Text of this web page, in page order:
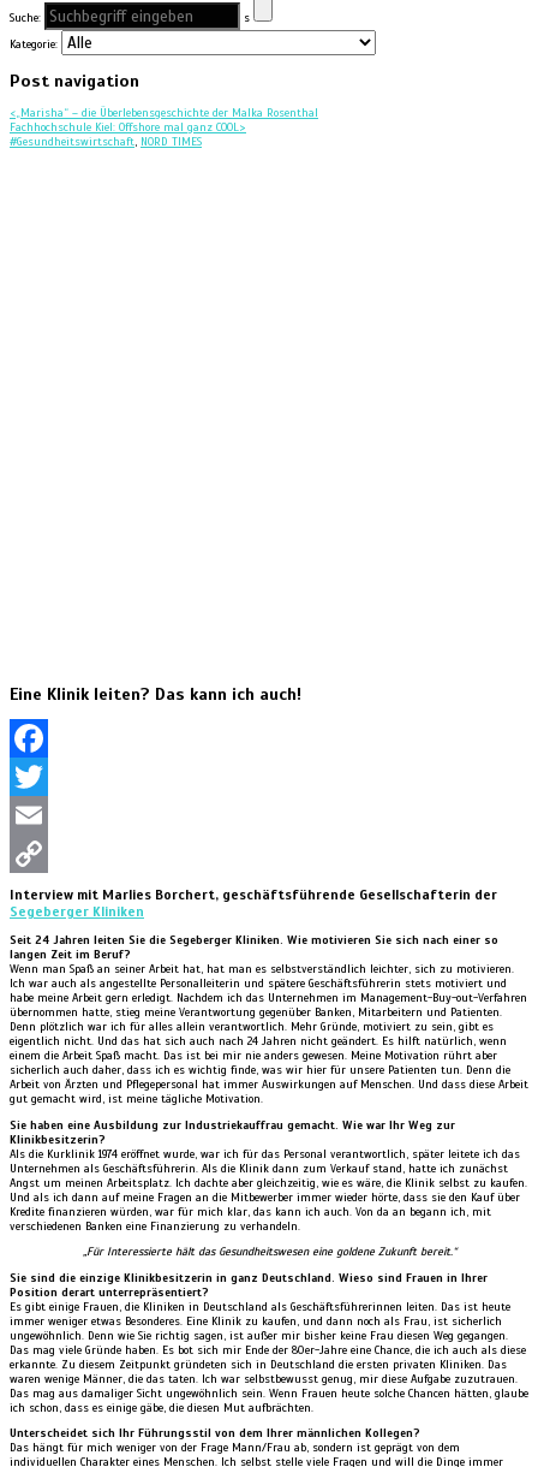
Suche:
s
Kategorie:
Post navigation
<„Marisha“ – die Überlebensgeschichte der Malka Rosenthal
Fachhochschule Kiel: Offshore mal ganz COOL>
#Gesundheitswirtschaft, NORD TIMES
Eine Klinik leiten? Das kann ich auch!
Facebook
Twitter
Email
Copy
Interview mit Marlies Borchert, geschäftsführende Gesellschafterin der
Segeberger Kliniken
Seit 24 Jahren leiten Sie die Segeberger Kliniken. Wie motivieren Sie sich nach einer so
langen Zeit im Beruf?
Wenn man Spaß an seiner Arbeit hat, hat man es selbstverständlich leichter, sich zu motivieren.
Ich war auch als angestellte Personalleiterin und spätere Geschäftsführerin stets motiviert und
habe meine Arbeit gern erledigt. Nachdem ich das Unternehmen im Management-Buy-out-Verfahren
übernommen hatte, stieg meine Verantwortung gegenüber Banken, Mitarbeitern und Patienten.
Denn plötzlich war ich für alles allein verantwortlich. Mehr Gründe, motiviert zu sein, gibt es
eigentlich nicht. Und das hat sich auch nach 24 Jahren nicht geändert. Es hilft natürlich, wenn
einem die Arbeit Spaß macht. Das ist bei mir nie anders gewesen. Meine Motivation rührt aber
sicherlich auch daher, dass ich es wichtig finde, was wir hier für unsere Patienten tun. Denn die
Arbeit von Ärzten und Pflegepersonal hat immer Auswirkungen auf Menschen. Und dass diese Arbeit
gut gemacht wird, ist meine tägliche Motivation.
Sie haben eine Ausbildung zur Industriekauffrau gemacht. Wie war Ihr Weg zur
Klinikbesitzerin?
Als die Kurklinik 1974 eröffnet wurde, war ich für das Personal verantwortlich, später leitete ich das
Unternehmen als Geschäftsführerin. Als die Klinik dann zum Verkauf stand, hatte ich zunächst
Angst um meinen Arbeitsplatz. Ich dachte aber gleichzeitig, wie es wäre, die Klinik selbst zu kaufen.
Und als ich dann auf meine Fragen an die Mitbewerber immer wieder hörte, dass sie den Kauf über
Kredite finanzieren würden, war für mich klar, das kann ich auch. Von da an begann ich, mit
verschiedenen Banken eine Finanzierung zu verhandeln.
„Für Interessierte hält das Gesundheitswesen eine goldene Zukunft bereit.“
Sie sind die einzige Klinikbesitzerin in ganz Deutschland. Wieso sind Frauen in Ihrer
Position derart unterrepräsentiert?
Es gibt einige Frauen, die Kliniken in Deutschland als Geschäftsführerinnen leiten. Das ist heute
immer weniger etwas Besonderes. Eine Klinik zu kaufen, und dann noch als Frau, ist sicherlich
ungewöhnlich. Denn wie Sie richtig sagen, ist außer mir bisher keine Frau diesen Weg gegangen.
Das mag viele Gründe haben. Es bot sich mir Ende der 80er-Jahre eine Chance, die ich auch als diese
erkannte. Zu diesem Zeitpunkt gründeten sich in Deutschland die ersten privaten Kliniken. Das
waren wenige Männer, die das taten. Ich war selbstbewusst genug, mir diese Aufgabe zuzutrauen.
Das mag aus damaliger Sicht ungewöhnlich sein. Wenn Frauen heute solche Chancen hätten, glaube
ich schon, dass es einige gäbe, die diesen Mut aufbrächten.
Unterscheidet sich Ihr Führungsstil von dem Ihrer männlichen Kollegen?
Das hängt für mich weniger von der Frage Mann/Frau ab, sondern ist geprägt von dem
individuellen Charakter eines Menschen. Ich selbst stelle viele Fragen und will die Dinge immer